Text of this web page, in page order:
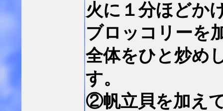
火に１分ほどか
ブロッコリーを
全体をひと炒め
す。
②帆立貝を加え